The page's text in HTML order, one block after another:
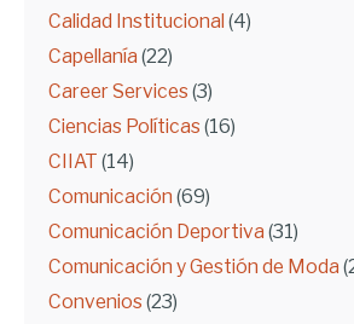
Calidad Institucional (4)
Capellanía (22)
Career Services (3)
Ciencias Políticas (16)
CIIAT (14)
Comunicación (69)
Comunicación Deportiva (31)
Comunicación y Gestión de Moda
Convenios (23)